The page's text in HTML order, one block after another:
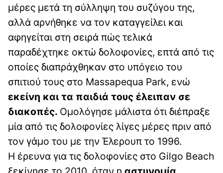
μέρες μετά τη σύλληψη του συζύγου της,
αλλά αρνήθηκε να τον καταγγείλει και
αφηγείται στη σειρά πώς τελικά
παραδέχτηκε οκτώ δολοφονίες, επτά από τις
οποίες διαπράχθηκαν στο υπόγειο του
σπιτιού τους στο Massapequa Park, ενώ
εκείνη και τα παιδιά τους έλειπαν σε
διακοπές. Ομολόγησε μάλιστα ότι διέπραξε
μία από τις δολοφονίες λίγες μέρες πριν από
τον γάμο του με την Έλερουπ το 1996.
Η έρευνα για τις δολοφονίες στο Gilgo Beach